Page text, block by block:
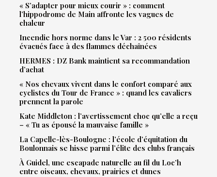
« S’adapter pour mieux courir » : comment
l’hippodrome de Main affronte les vagues de
chaleur
Incendie hors norme dans le Var : 2 500 résidents
évacués face à des flammes déchaînées
HERMES : DZ Bank maintient sa recommandation
d’achat
« Nos chevaux vivent dans le confort comparé aux
cyclistes du Tour de France » : quand les cavaliers
prennent la parole
Kate Middleton : l’avertissement choc qu’elle a reçu
– « Tu as épousé la mauvaise famille »
La Capelle-lès-Boulogne : l’école d’équitation du
Boulonnais se hisse parmi l’élite des clubs français
À Guidel, une escapade naturelle au fil du Loc’h
entre oiseaux, chevaux, prairies et dunes